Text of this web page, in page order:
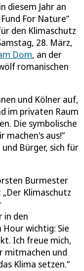
diesem Jahr an
For Nature“
den Klimaschutz
28. März,
Dom, an der
romanischen
und Kölner auf,
im privaten Raum
Die symbolische
aus!“
Bürger, sich für
Burmester
Klimaschutz
in den
wichtig: Sie
Ich freue mich,
mitmachen und
Klima setzen.“